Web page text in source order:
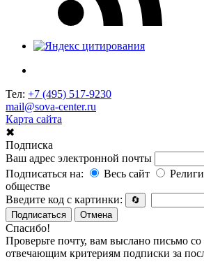
Тел: +7 (495) 517-9230
mail@sova-center.ru
Карта сайта
✖
Подписка
Ваш адрес электронной почты
Подписаться на:
Весь сайт
обществе
Введите код с картинки:
🔄
Подписаться
Отмена
Спасибо!
Проверьте почту, вам выслано письмо со
отвечающим критериям подписки за